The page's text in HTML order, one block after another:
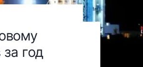
год